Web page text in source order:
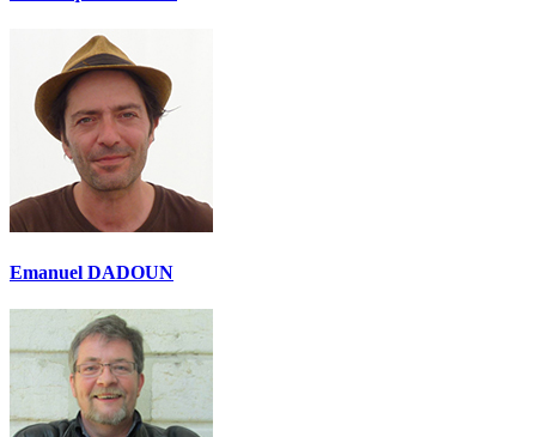
Emanuel DADOUN